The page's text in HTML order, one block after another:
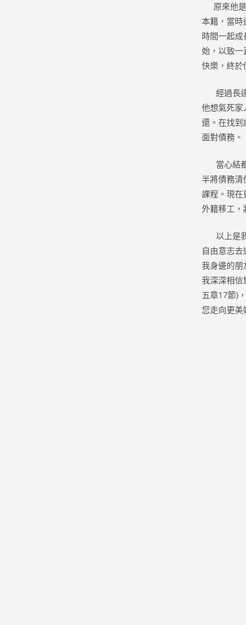
原來他是
本籍，當時
時間一起
始，以致一
快樂，終於
經過長達
他想氣死家
還。在找到
面對債務。
當心結都
半將債務清
課程。現在
外籍移工，
以上是我
自由意志
我身邊的朋
我深深相信
五章17節)
您走向更美